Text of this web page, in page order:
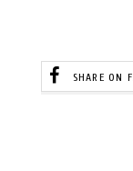
SHARE ON